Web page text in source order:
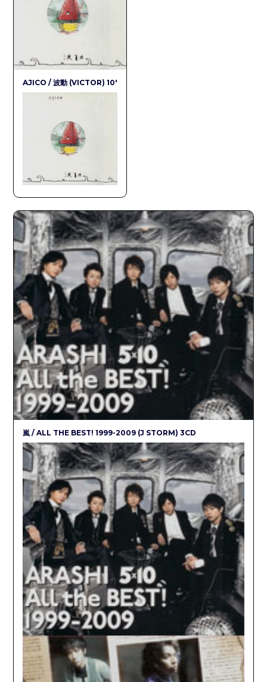
AJICO / 波動 (VICTOR) 10′
嵐 / ALL THE BEST! 1999-2009 (J STORM) 3CD